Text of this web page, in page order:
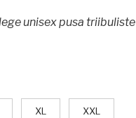
unisex pusa triibuliste
XL XXL